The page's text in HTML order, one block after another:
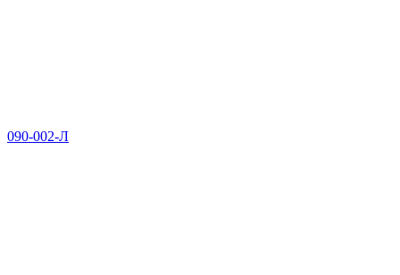
090-002-Л